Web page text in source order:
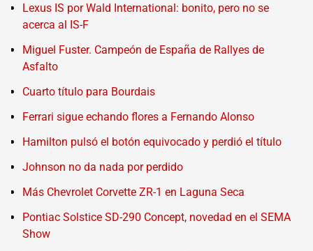
Lexus IS por Wald International: bonito, pero no se
acerca al IS-F
Miguel Fuster. Campeón de España de Rallyes de
Asfalto
Cuarto título para Bourdais
Ferrari sigue echando flores a Fernando Alonso
Hamilton pulsó el botón equivocado y perdió el título
Johnson no da nada por perdido
Más Chevrolet Corvette ZR-1 en Laguna Seca
Pontiac Solstice SD-290 Concept, novedad en el SEMA
Show